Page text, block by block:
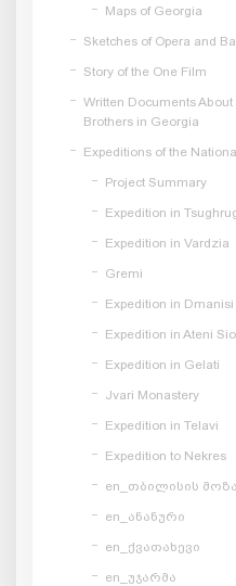
Maps of Georgia
Sketches of Opera and
Story of the One Film
Written Documents
Brothers in Georgia
Expeditions of the
Project Summary
Expedition in
Expedition in Vardzia
Gremi
Expedition in Dmanisi
Expedition in Ateni
Expedition in Gelati
Jvari Monastery
Expedition in Telavi
Expedition to Nekres
en_თბილისის
en_ანანური
en_ქვათახევი
en_უჯარმა